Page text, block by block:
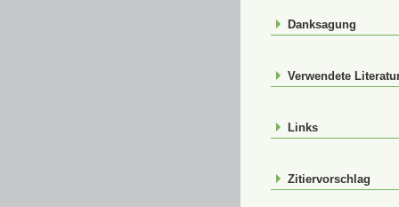
Danksagung
Verwendete
Links
Zitiervorschlag